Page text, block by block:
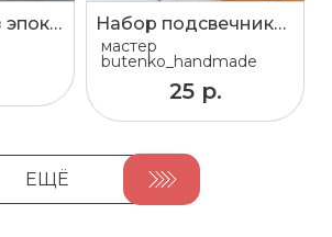
Светильник из эпоксидной смолы с натуральными цветами Набор подсвечников
мастер
butenko_handmade
25 р.
ЕЩЁ